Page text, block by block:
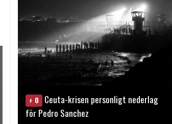
0
Ceuta-krisen personligt nederlag
för Pedro Sanchez